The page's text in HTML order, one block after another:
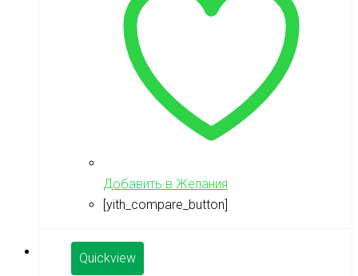
Добавить в Желания
[yith_compare_button]
Quickview